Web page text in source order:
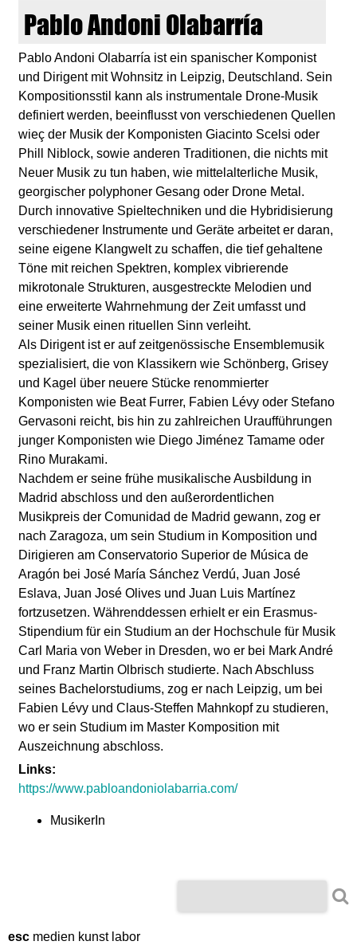
k
u
n
s
a
b
o
Pablo Andoni Olabarría
Pablo Andoni Olabarría ist ein spanischer Komponist
und Dirigent mit Wohnsitz in Leipzig, Deutschland. Sein
Kompositionsstil kann als instrumentale Drone-Musik
definiert werden, beeinflusst von verschiedenen Quellen
wieç der Musik der Komponisten Giacinto Scelsi oder
Phill Niblock, sowie anderen Traditionen, die nichts mit
Neuer Musik zu tun haben, wie mittelalterliche Musik,
georgischer polyphoner Gesang oder Drone Metal.
Durch innovative Spieltechniken und die Hybridisierung
verschiedener Instrumente und Geräte arbeitet er daran,
seine eigene Klangwelt zu schaffen, die tief gehaltene
Töne mit reichen Spektren, komplex vibrierende
mikrotonale Strukturen, ausgestreckte Melodien und
eine erweiterte Wahrnehmung der Zeit umfasst und
seiner Musik einen rituellen Sinn verleiht.
Als Dirigent ist er auf zeitgenössische Ensemblemusik
spezialisiert, die von Klassikern wie Schönberg, Grisey
und Kagel über neuere Stücke renommierter
Komponisten wie Beat Furrer, Fabien Lévy oder Stefano
Gervasoni reicht, bis hin zu zahlreichen Uraufführungen
junger Komponisten wie Diego Jiménez Tamame oder
Rino Murakami.
Nachdem er seine frühe musikalische Ausbildung in
Madrid abschloss und den außerordentlichen
Musikpreis der Comunidad de Madrid gewann, zog er
nach Zaragoza, um sein Studium in Komposition und
Dirigieren am Conservatorio Superior de Música de
Aragón bei José María Sánchez Verdú, Juan José
Eslava, Juan José Olives und Juan Luis Martínez
fortzusetzen. Währenddessen erhielt er ein Erasmus-
Stipendium für ein Studium an der Hochschule für Musik
Carl Maria von Weber in Dresden, wo er bei Mark André
und Franz Martin Olbrisch studierte. Nach Abschluss
seines Bachelorstudiums, zog er nach Leipzig, um bei
Fabien Lévy und Claus-Steffen Mahnkopf zu studieren,
wo er sein Studium im Master Komposition mit
Auszeichnung abschloss.
Links:
https://www.pabloandoniolabarria.com/
MusikerIn
h
esc medien kunst labor